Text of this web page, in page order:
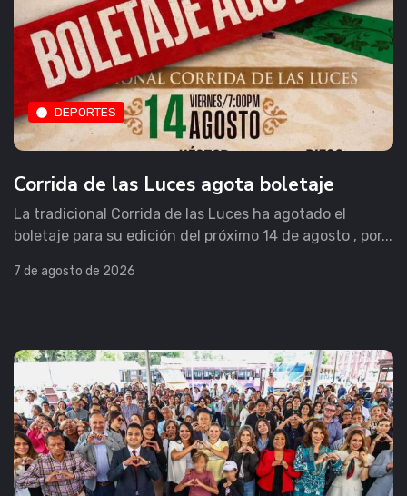
DEPORTES
Corrida de las Luces agota boletaje
La tradicional Corrida de las Luces ha agotado el
boletaje para su edición del próximo 14 de agosto , por...
7 de agosto de 2026